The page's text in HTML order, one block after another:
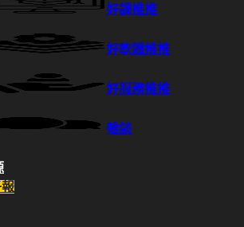
好課推推
好軟體推推
好服務推推
雜談